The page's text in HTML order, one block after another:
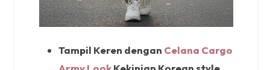
Tampil Keren dengan Celana Cargo